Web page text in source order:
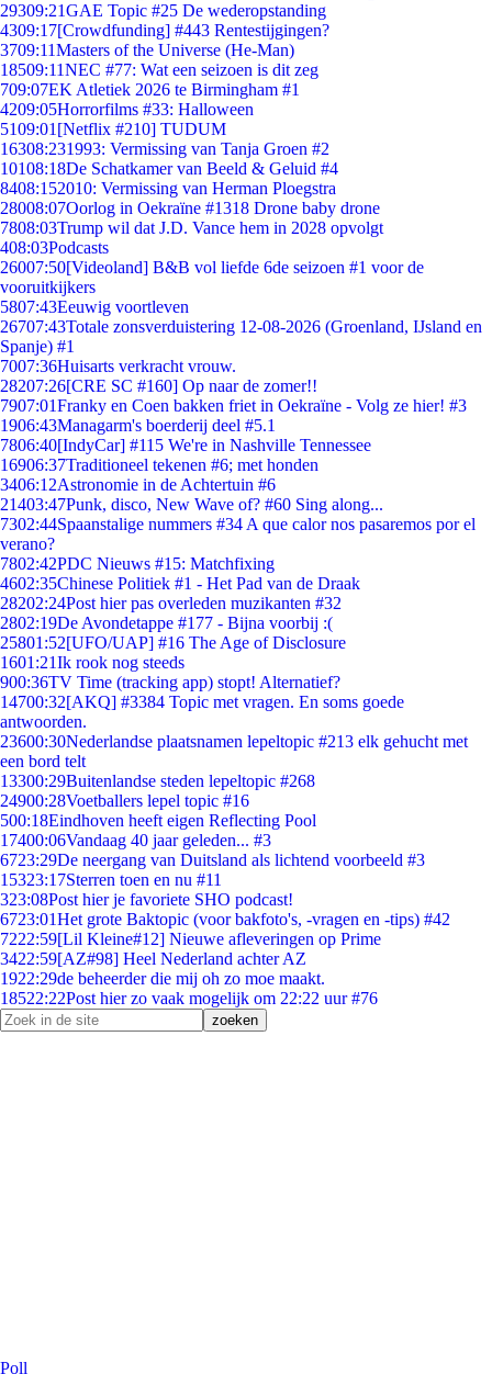
29309:21GAE Topic #25 De wederopstanding
4309:17[Crowdfunding] #443 Rentestijgingen?
3709:11Masters of the Universe (He-Man)
18509:11NEC #77: Wat een seizoen is dit zeg
709:07EK Atletiek 2026 te Birmingham #1
4209:05Horrorfilms #33: Halloween
5109:01 [Netflix #210] TUDUM
16308:231993: Vermissing van Tanja Groen #2
10108:18De Schatkamer van Beeld & Geluid #4
8408:152010: Vermissing van Herman Ploegstra
28008:07Oorlog in Oekraïne #1318 Drone baby drone
7808:03Trump wil dat J.D. Vance hem in 2028 opvolgt
408:03Podcasts
26007:50[Videoland] B&B vol liefde 6de seizoen #1 voor de
vooruitkijkers
5807:43Eeuwig voortleven
26707:43Totale zonsverduistering 12-08-2026 (Groenland, IJsland en
Spanje) #1
7007:36Huisarts verkracht vrouw.
28207:26[CRE SC #160] Op naar de zomer!!
7907:01Franky en Coen bakken friet in Oekraïne - Volg ze hier! #3
1906:43Managarm's boerderij deel #5.1
7806:40[IndyCar] #115 We're in Nashville Tennessee
16906:37Traditioneel tekenen #6; met honden
3406:12Astronomie in de Achtertuin #6
21403:47Punk, disco, New Wave of? #60 Sing along...
7302:44Spaanstalige nummers #34 A que calor nos pasaremos por el
verano?
7802:42PDC Nieuws #15: Matchfixing
4602:35Chinese Politiek #1 - Het Pad van de Draak
28202:24Post hier pas overleden muzikanten #32
2802:19De Avondetappe #177 - Bijna voorbij :(
25801:52[UFO/UAP] #16 The Age of Disclosure
1601:21Ik rook nog steeds
900:36TV Time (tracking app) stopt! Alternatief?
14700:32[AKQ] #3384 Topic met vragen. En soms goede
antwoorden.
23600:30Nederlandse plaatsnamen lepeltopic #213 elk gehucht met
een bord telt
13300:29Buitenlandse steden lepeltopic #268
24900:28Voetballers lepel topic #16
500:18Eindhoven heeft eigen Reflecting Pool
17400:06Vandaag 40 jaar geleden... #3
6723:29De neergang van Duitsland als lichtend voorbeeld #3
15323:17Sterren toen en nu #11
323:08Post hier je favoriete SHO podcast!
6723:01Het grote Baktopic (voor bakfoto's, -vragen en -tips) #42
7222:59[Lil Kleine#12] Nieuwe afleveringen op Prime
3422:59[AZ#98] Heel Nederland achter AZ
1922:29de beheerder die mij oh zo moe maakt.
18522:22Post hier zo vaak mogelijk om 22:22 uur #76
Poll